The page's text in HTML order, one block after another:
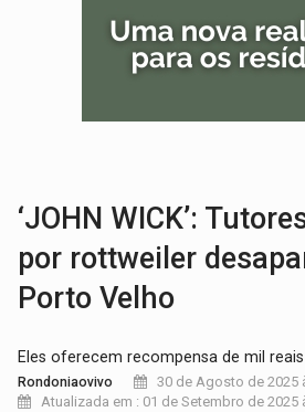
PREVISÃO: Porto Velho
SINDICATOS UNIDOS:
‘JOHN WICK’:
por rottweiler
Porto Velho
Eles oferecem recompensa de mil reais
Rondoniaovivo
30 de Agosto de 2025
Atualizada em : 01 de Setembro de 2025